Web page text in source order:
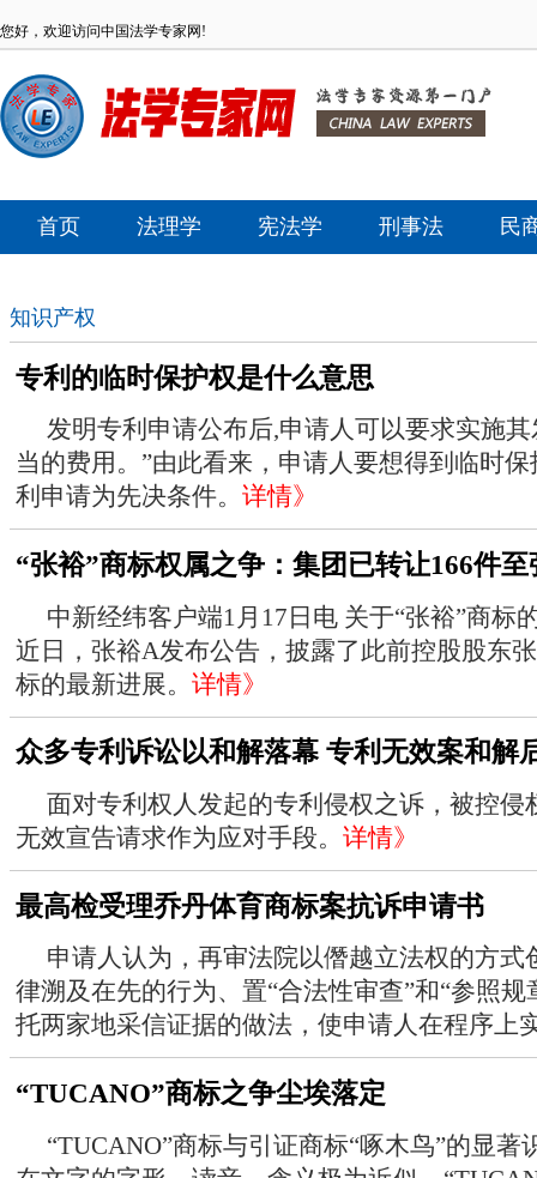
您好，欢迎访问中国法学专家网!
首页 法理学 宪法学 刑事法 民
知识产权
专利的临时保护权是什么意思
发明专利申请公布后,申请人可以要求实施
当的费用。”由此看来，申请人要想得到临时
利申请为先决条件。 详情》
“张裕”商标权属之争：集团已转让166件
中新经纬客户端1月17日电 关于“张裕”商标
近日，张裕A发布公告，披露了此前控股股东
标的最新进展。 详情》
众多专利诉讼以和解落幕 专利无效案和解
面对专利权人发起的专利侵权之诉，被控
无效宣告请求作为应对手段。 详情》
最高检受理乔丹体育商标案抗诉申请书
申请人认为，再审法院以僭越立法权的方
律溯及在先的行为、置“合法性审查”和“参照
托两家地采信证据的做法，使申请人在程序上
“TUCANO”商标之争尘埃落定
“TUCANO”商标与引证商标“啄木鸟”的显著